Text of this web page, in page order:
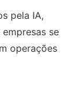
pela IA,
se
operações